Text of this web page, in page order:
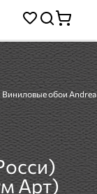
Виниловые обои
Арт)